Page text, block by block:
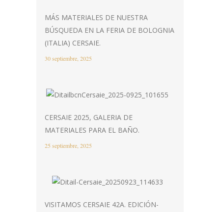
MÁS MATERIALES DE NUESTRA
BÚSQUEDA EN LA FERIA DE BOLOGNIA
(ITALIA) CERSAIE.
30 septiembre, 2025
CERSAIE 2025, GALERIA DE
MATERIALES PARA EL BAÑO.
25 septiembre, 2025
VISITAMOS CERSAIE 42A. EDICIÓN-